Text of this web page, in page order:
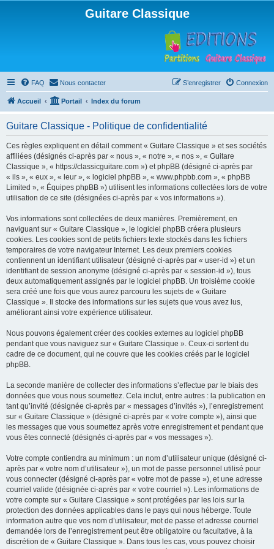
Guitare Classique
FAQ Nous contacter Connexion
S’enregistrer
Accueil Portail Index du forum
Guitare Classique - Politique de confidentialité
Ces règles expliquent en détail comment « Guitare Classique » et ses sociétés
affiliées (désignés ci-après par « nous », « notre », « nos », « Guitare
Classique », « https://classicguitare.com ») et phpBB (désigné ci-après par
« ils », « eux », « leur », « logiciel phpBB », « www.phpbb.com », « phpBB
Limited », « Équipes phpBB ») utilisent les informations collectées lors de votre
utilisation de ce site (désignées ci-après par « vos informations »).
Vos informations sont collectées de deux manières. Premièrement, en
naviguant sur « Guitare Classique », le logiciel phpBB créera plusieurs
cookies. Les cookies sont de petits fichiers texte stockés dans les fichiers
temporaires de votre navigateur Internet. Les deux premiers cookies
contiennent un identifiant utilisateur (désigné ci-après par « user-id ») et un
identifiant de session anonyme (désigné ci-après par « session-id »), tous
deux automatiquement assignés par le logiciel phpBB. Un troisième cookie
sera créé une fois que vous aurez parcouru les sujets de « Guitare
Classique ». Il stocke des informations sur les sujets que vous avez lus,
améliorant ainsi votre expérience utilisateur.
Nous pouvons également créer des cookies externes au logiciel phpBB
pendant que vous naviguez sur « Guitare Classique ». Ceux-ci sortent du
cadre de ce document, qui ne couvre que les cookies créés par le logiciel
phpBB.
La seconde manière de collecter des informations s’effectue par le biais des
données que vous nous soumettez. Cela inclut, entre autres : la publication en
tant qu’invité (désignée ci-après par « messages d’invités »), l’enregistrement
sur « Guitare Classique » (désigné ci-après par « votre compte »), ainsi que
les messages que vous soumettez après votre enregistrement et pendant que
vous êtes connecté (désignés ci-après par « vos messages »).
Votre compte contiendra au minimum : un nom d’utilisateur unique (désigné ci-
après par « votre nom d’utilisateur »), un mot de passe personnel utilisé pour
vous connecter (désigné ci-après par « votre mot de passe »), et une adresse
courriel valide (désignée ci-après par « votre courriel »). Les informations de
votre compte sur « Guitare Classique » sont protégées par les lois sur la
protection des données applicables dans le pays qui nous héberge. Toute
information autre que vos nom d’utilisateur, mot de passe et adresse courriel
demandée lors de l’enregistrement peut être obligatoire ou facultative, à la
discrétion de « Guitare Classique ». Dans tous les cas, vous pouvez choisir